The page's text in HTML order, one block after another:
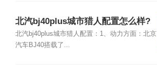
北汽bj40plus城市猎人配置怎么样?
北汽bj40plus城市猎人配置：1、动力方面：北京
汽车BJ40搭载了...